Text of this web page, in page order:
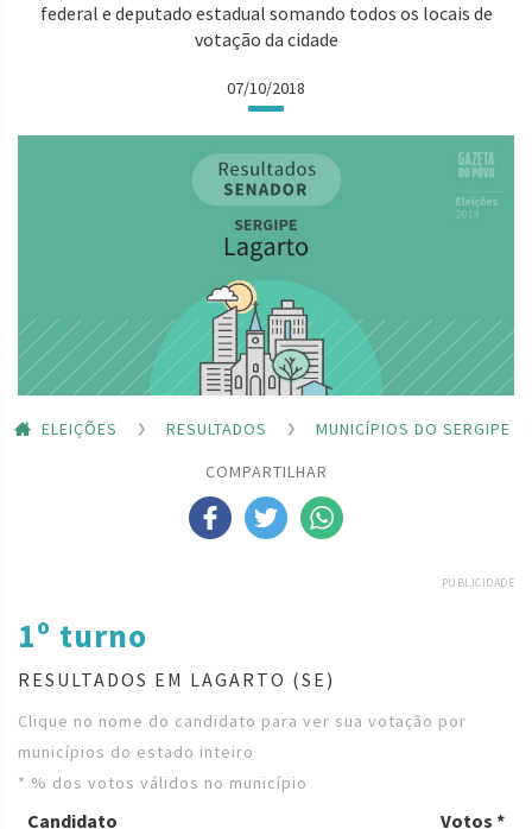
federal e deputado estadual somando todos os locais de
votação da cidade
07/10/2018
ELEIÇÕES RESULTADOS
MUNICÍPIOS DO SERGIPE
COMPARTILHAR
PUBLICIDADE
1º turno
RESULTADOS EM LAGARTO (SE)
Clique no nome do candidato para ver sua votação por
municípios do estado inteiro
* % dos votos válidos no município
Candidato Votos *